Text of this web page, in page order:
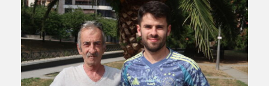
zerbitzuak hobetzeko asmoz, cookie teknologiaz
baliatzen gara. Ohar hau onartuz gero, teknologia hori
erabiltzeko baimen esplizitua ematen diguzu.Gehiago
irakurri